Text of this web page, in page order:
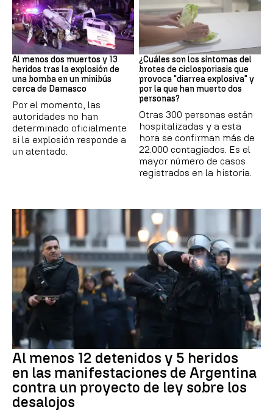
SIRIA
Al menos dos muertos y 13
heridos tras la explosión de
una bomba en un minibús
cerca de Damasco
Por el momento, las
autoridades no han
determinado oficialmente
si la explosión responde a
un atentado.
Brote
¿Cuáles son los síntomas del
brotes de ciclosporiasis que
provoca "diarrea explosiva" y
por la que han muerto dos
personas?
Otras 300 personas están
hospitalizadas y a esta
hora se confirman más de
22.000 contagiados. Es el
mayor número de casos
registrados en la historia.
Al menos 12 detenidos y 5 heridos
en las manifestaciones de Argentina
contra un proyecto de ley sobre los
desalojos